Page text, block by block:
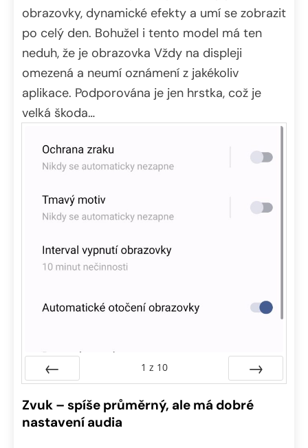
obrazovky, dynamické efekty a umí se zobrazit
po celý den. Bohužel i tento model má ten
neduh, že je obrazovka Vždy na displeji
omezená a neumí oznámení z jakékoliv
aplikace. Podporována je jen hrstka, což je
velká škoda…
1 z 10
Zvuk – spíše průměrný, ale má dobré
nastavení audia